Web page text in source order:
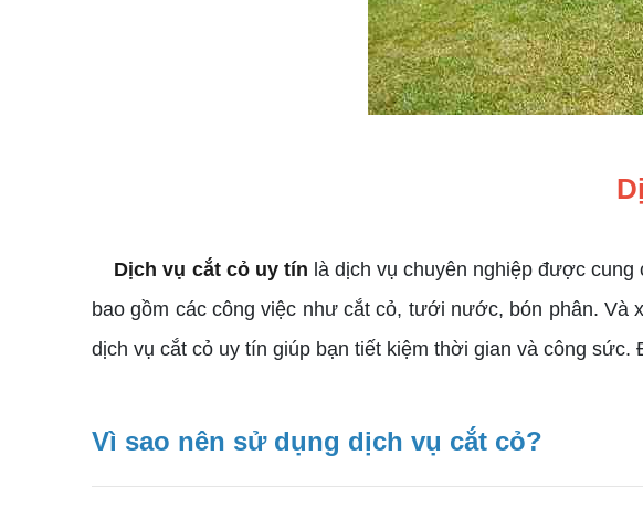
Dịch vụ cắt cỏ uy tín là dịch vụ chuyên nghiệp được
bao gồm các công việc như cắt cỏ, tưới nước, bón phân. Và
dịch vụ cắt cỏ uy tín giúp bạn tiết kiệm thời gian và công
Vì sao nên sử dụng dịch vụ cắt cỏ?